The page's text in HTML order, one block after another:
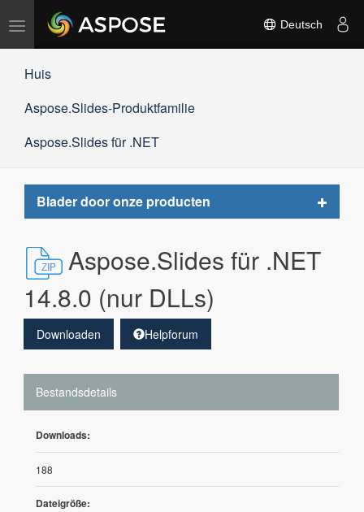
Navigation
umschalten
Deutsch
Huis
Aspose.Slides-Produktfamilie
Aspose.Slides für .NET
Blader door onze producten
Toggle
Aspose.Slides für .NET
14.8.0 (nur DLLs)
Downloaden Helpforum
Bestandsdetails
Downloads:
188
Dateigröße: